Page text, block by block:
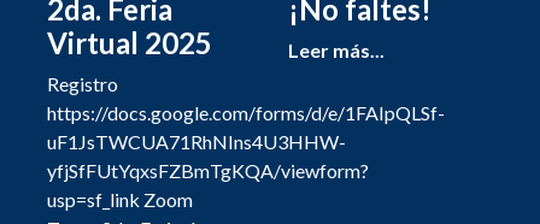
2da. Feria
Virtual 2025
Registro
https://docs.google.com/forms/d/e/1FAIpQLSf-
uF1JsTWCUA71RhNIns4U3HHW-
yfjSfFUtYqxsFZBmTgKQA/viewform?
usp=sf_link Zoom
¡No faltes!
Leer más...